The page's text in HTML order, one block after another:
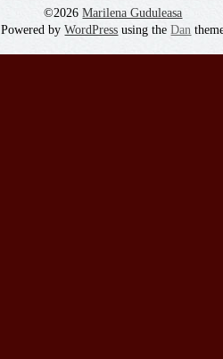
©2026Marilena Guduleasa
Powered byWordPress using theDan